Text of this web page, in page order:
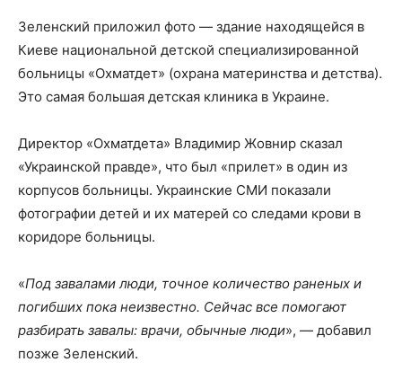
Зеленский приложил фото — здание находящейся в
Киеве национальной детской специализированной
больницы «Охматдет» (охрана материнства и детства).
Это самая большая детская клиника в Украине.
Директор «Охматдета» Владимир Жовнир сказал
«Украинской правде», что был «прилет» в один из
корпусов больницы. Украинские СМИ показали
фотографии детей и их матерей со следами крови в
коридоре больницы.
«Под завалами люди, точное количество раненых и
погибших пока неизвестно. Сейчас все помогают
разбирать завалы: врачи, обычные люди», — добавил
позже Зеленский.